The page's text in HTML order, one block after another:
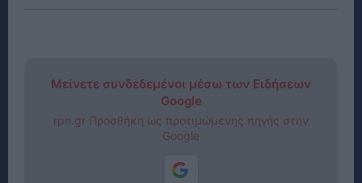
Μείνετε συνδεδεμένοι μέσω των Ειδήσεων
Google
rpn.gr Προσθήκη ως προτιμώμενης πηγής στην
Google